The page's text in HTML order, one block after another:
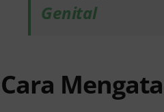
Genital
Cara